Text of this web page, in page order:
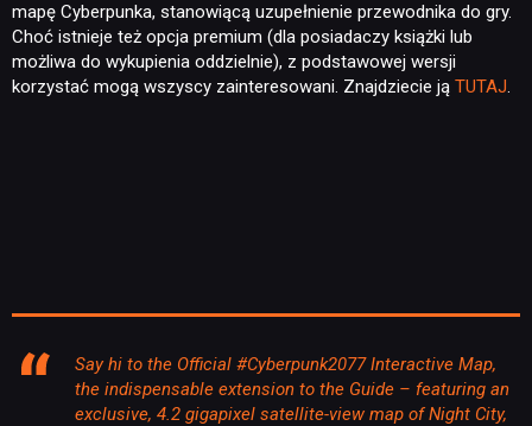
mapę Cyberpunka, stanowiącą uzupełnienie przewodnika do gry.
Choć istnieje też opcja premium (dla posiadaczy książki lub
możliwa do wykupienia oddzielnie), z podstawowej wersji
korzystać mogą wszyscy zainteresowani. Znajdziecie ją TUTAJ.
Say hi to the Official #Cyberpunk2077Interactive Map,
the indispensable extension to the Guide – featuring an
exclusive, 4.2 gigapixel satellite-view map of Night City,